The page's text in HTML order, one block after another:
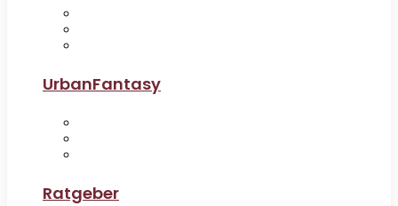
UrbanFantasy
Ratgeber